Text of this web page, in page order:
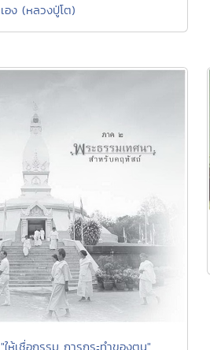
เอง (หลวงปู่โต)
"ให้เชื่อกรรม การกระทำของตน"